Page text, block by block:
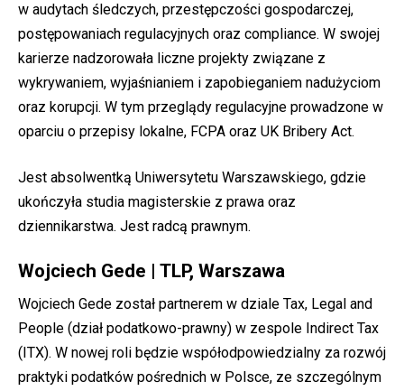
w audytach śledczych, przestępczości gospodarczej,
postępowaniach regulacyjnych oraz compliance. W swojej
karierze nadzorowała liczne projekty związane z
wykrywaniem, wyjaśnianiem i zapobieganiem nadużyciom
oraz korupcji. W tym przeglądy regulacyjne prowadzone w
oparciu o przepisy lokalne, FCPA oraz UK Bribery Act.
Jest absolwentką Uniwersytetu Warszawskiego, gdzie
ukończyła studia magisterskie z prawa oraz
dziennikarstwa. Jest radcą prawnym.
Wojciech Gede | TLP, Warszawa
Wojciech Gede został partnerem w dziale Tax, Legal and
People (dział podatkowo-prawny) w zespole Indirect Tax
(ITX). W nowej roli będzie współodpowiedzialny za rozwój
praktyki podatków pośrednich w Polsce, ze szczególnym